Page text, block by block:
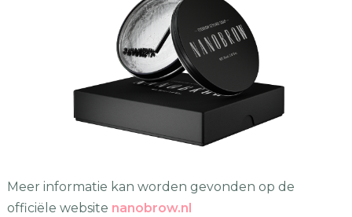
Meer informatie kan worden gevonden op de
officiële website nanobrow.nl